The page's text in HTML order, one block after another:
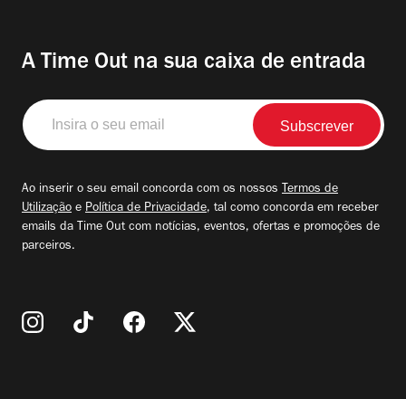
A Time Out na sua caixa de entrada
Insira
o
seu
Ao inserir o seu email concorda com os nossos Termos de
Utilização e Política de Privacidade, tal como concorda em receber
emails da Time Out com notícias, eventos, ofertas e promoções de
parceiros.